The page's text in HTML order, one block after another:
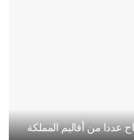
عددا من أقاليم المملكة